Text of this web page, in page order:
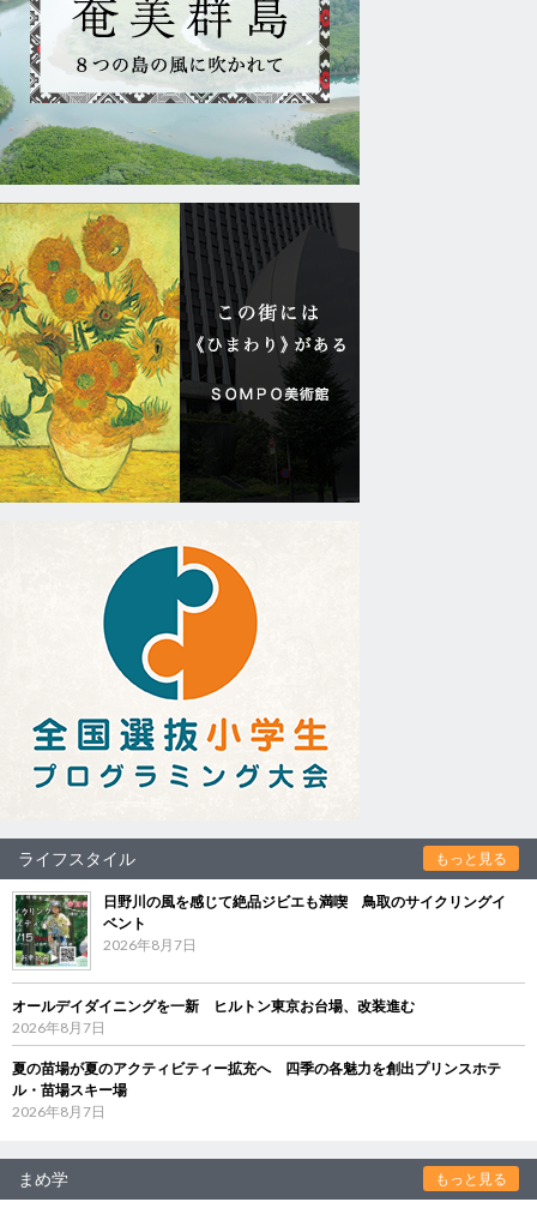
ライフスタイル もっと見る
日野川の風を感じて絶品ジビエも満喫 鳥取のサイクリングイ
ベント
2026年8月7日
オールデイダイニングを一新 ヒルトン東京お台場、改装進む
2026年8月7日
夏の苗場が夏のアクティビティー拡充へ 四季の各魅力を創出プリンスホテ
ル・苗場スキー場
2026年8月7日
まめ学 もっと見る